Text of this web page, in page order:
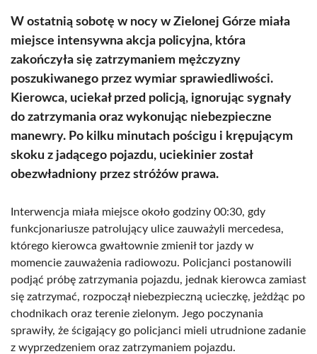
W ostatnią sobotę w nocy w Zielonej Górze miała
miejsce intensywna akcja policyjna, która
zakończyła się zatrzymaniem mężczyzny
poszukiwanego przez wymiar sprawiedliwości.
Kierowca, uciekał przed policją, ignorując sygnały
do zatrzymania oraz wykonując niebezpieczne
manewry. Po kilku minutach pościgu i krępującym
skoku z jadącego pojazdu, uciekinier został
obezwładniony przez stróżów prawa.
Interwencja miała miejsce około godziny 00:30, gdy
funkcjonariusze patrolujący ulice zauważyli mercedesa,
którego kierowca gwałtownie zmienił tor jazdy w
momencie zauważenia radiowozu. Policjanci postanowili
podjąć próbę zatrzymania pojazdu, jednak kierowca zamiast
się zatrzymać, rozpoczął niebezpieczną ucieczkę, jeżdżąc po
chodnikach oraz terenie zielonym. Jego poczynania
sprawiły, że ścigający go policjanci mieli utrudnione zadanie
z wyprzedzeniem oraz zatrzymaniem pojazdu.